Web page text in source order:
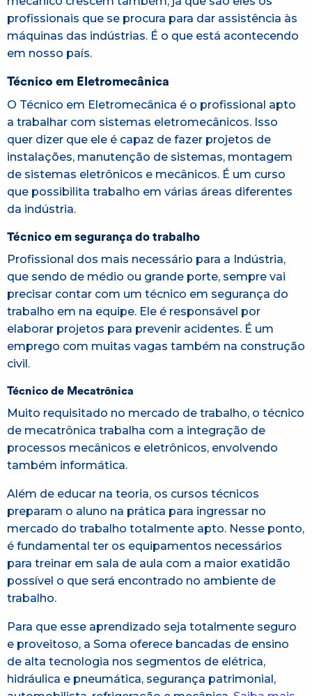
profissionais que se procura para dar assistência às
máquinas das indústrias. É o que está acontecendo
em nosso país.
Técnico em Eletromecânica
O Técnico em Eletromecânica é o profissional apto
a trabalhar com sistemas eletromecânicos. Isso
quer dizer que ele é capaz de fazer projetos de
instalações, manutenção de sistemas, montagem
de sistemas eletrônicos e mecânicos. É um curso
que possibilita trabalho em várias áreas diferentes
da indústria.
Técnico em segurança do trabalho
Profissional dos mais necessário para a Indústria,
que sendo de médio ou grande porte, sempre vai
precisar contar com um técnico em segurança do
trabalho em na equipe. Ele é responsável por
elaborar projetos para prevenir acidentes. É um
emprego com muitas vagas também na construção
civil.
Técnico de Mecatrônica
Muito requisitado no mercado de trabalho, o técnico
de mecatrônica trabalha com a integração de
processos mecânicos e eletrônicos, envolvendo
também informática.
Além de educar na teoria, os cursos técnicos
preparam o aluno na prática para ingressar no
mercado do trabalho totalmente apto. Nesse ponto,
é fundamental ter os equipamentos necessários
para treinar em sala de aula com a maior exatidão
possível o que será encontrado no ambiente de
trabalho.
Para que esse aprendizado seja totalmente seguro
e proveitoso, a Soma oferece bancadas de ensino
de alta tecnologia nos segmentos de elétrica,
hidráulica e pneumática, segurança patrimonial,